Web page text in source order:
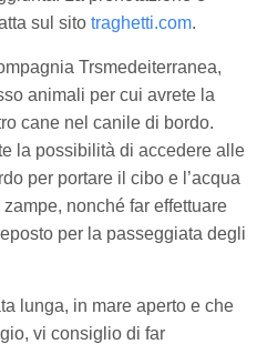
sul sito traghetti.com.
Trsmedeiterranea,
animali per cui avrete la
cane nel canile di bordo.
la possibilità di accedere alle
per portare il cibo e l’acqua
nonché far effettuare
per la passeggiata degli
lunga, in mare aperto e che
vi consiglio di far